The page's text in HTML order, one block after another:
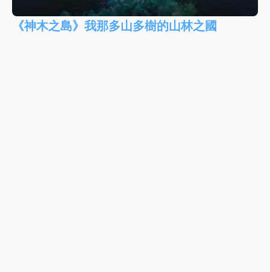
《神木之島》我那多山多樹的山林之國